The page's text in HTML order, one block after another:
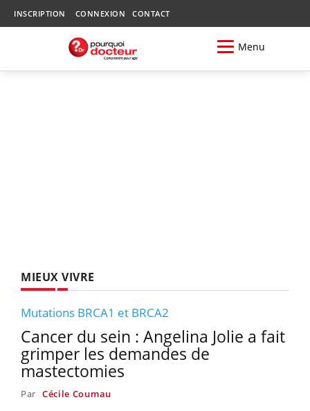
INSCRIPTION CONNEXION CONTACT
Menu
MIEUX VIVRE
Mutations BRCA1 et BRCA2
Cancer du sein : Angelina Jolie a fait
grimper les demandes de
mastectomies
Par Cécile Coumau